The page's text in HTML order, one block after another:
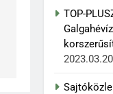
TOP-